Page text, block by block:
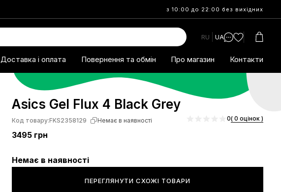
з 10:00 до 22:00 без вихідних
RU UA
Доставка і оплата Повернення та обмін Про магазин Контакти
Asics Gel Flux 4 Black Grey
Код товару:FKS2358129 Немає в наявності
3495грн
0( 0 оцінок )
Немає в наявності
ПЕРЕГЛЯНУТИ СХОЖІ ТОВАРИ